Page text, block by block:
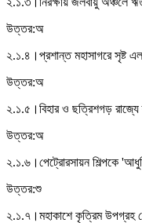
উত্তর:অ
২.১.৪। প্রশান্ত মহাসাগরে সৃষ্ট
উত্তর:অ
২.১.৫। বিহার ও ছত্রিশগড় রাজ্যে
উত্তর:অ
২.১.৬। পেট্রোরসায়ন শিল্পকে
উত্তর:শু
২.১.৭। মহাকাশে কৃত্রিম উপগ্রহ